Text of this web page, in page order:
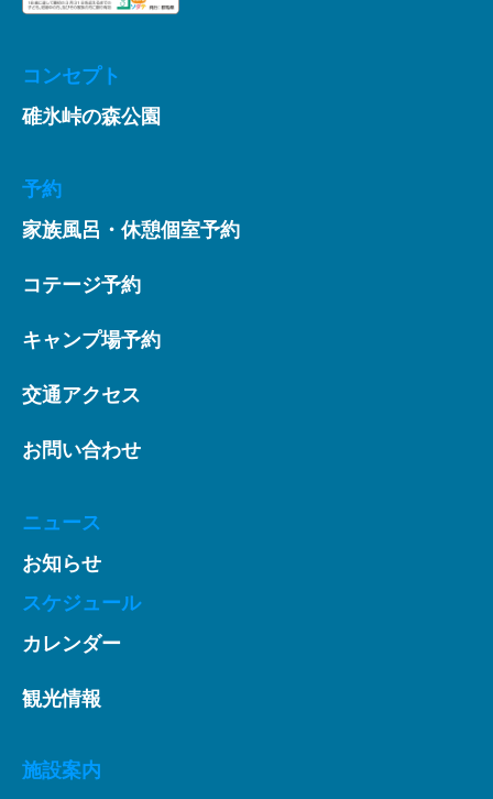
コンセプト
碓氷峠の森公園
予約
家族風呂・休憩個室予約
コテージ予約
キャンプ場予約
交通アクセス
お問い合わせ
ニュース
お知らせ
スケジュール
カレンダー
観光情報
施設案内